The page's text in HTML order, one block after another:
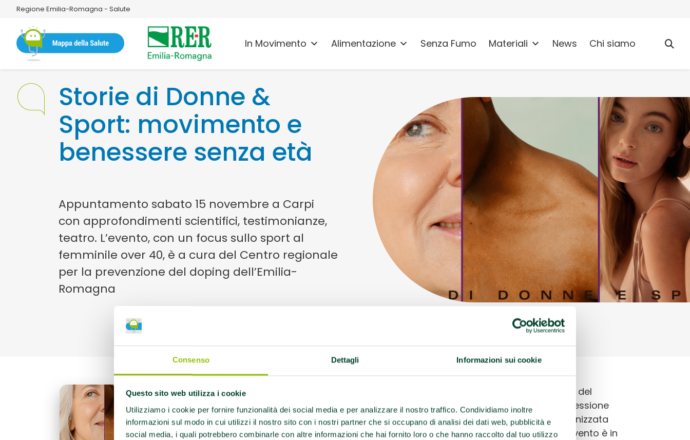
Consenso Dettagli Informazioni sui cookie
Questo sito web utilizza i cookie
Utilizziamo i cookie per fornire funzionalità dei social media e per analizzare il nostro traffico. Condividiamo inoltre
informazioni sul modo in cui utilizzi il nostro sito con i nostri partner che si occupano di analisi dei dati web, pubblicità e
social media, i quali potrebbero combinarle con altre informazioni che hai fornito loro o che hanno raccolto dal tuo utilizzo
Regione Emilia-Romagna - Salute
In Movimento Alimentazione Senza Fumo Materiali News Chi siamo
Storie di Donne &
Sport: movimento e
benessere senza età
Appuntamento sabato 15 novembre a Carpi
con approfondimenti scientifici, testimonianze,
teatro. L’evento, con un focus sullo sport al
femminile over 40, è a cura del Centro regionale
per la prevenzione del doping dell’Emilia-
Romagna
Arriva il quarto appuntamento di “
, con focus sui temi del
movimento e dello stare bene al di là dell’età: una occasione di confronto e riflessione
sul ruolo dello sport nella salute e nel benessere femminile nell’età adulta, organizzata
dalCentro regionale per la prevenzione del dopingdell’Emilia-Romagna. L’evento è in